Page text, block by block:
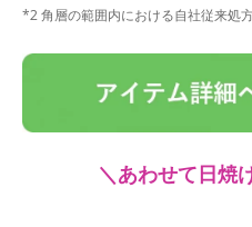
*2 角層の範囲内における自社従来処
＼あわせて日焼